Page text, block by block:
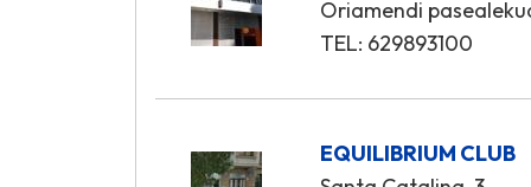
Oriamendi
TEL: 629893100
EQUILIBRIUM CLUB